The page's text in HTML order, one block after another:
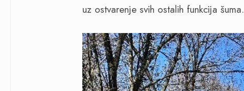
uz ostvarenje svih ostalih funkcija šuma.